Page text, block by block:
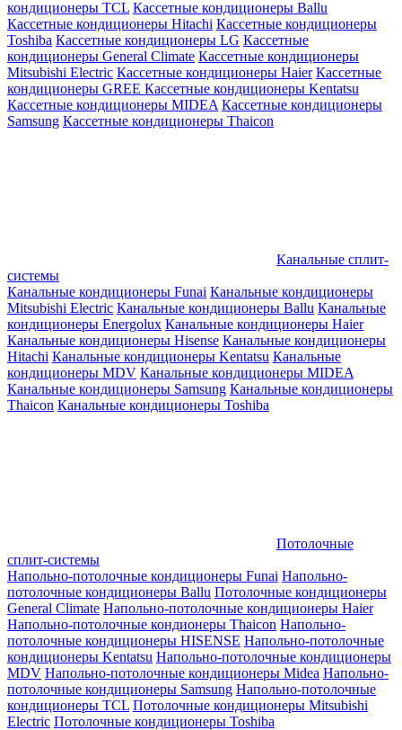
кондиционеры TCL Кассетные кондиционеры Ballu
Кассетные кондиционеры Hitachi Кассетные кондиционеры
Toshiba Кассетные кондиционеры LG Кассетные
кондиционеры General Climate Кассетные кондиционеры
Mitsubishi Electric Кассетные кондиционеры Haier Кассетные
кондиционеры GREE Кассетные кондиционеры Kentatsu
Кассетные кондиционеры MIDEA Кассетные кондиционеры
Samsung Кассетные кондиционеры Thaicon
Канальные сплит-
системы
Канальные кондиционеры Funai Канальные кондиционеры
Mitsubishi Electric Канальные кондиционеры Ballu Канальные
кондиционеры Energolux Канальные кондиционеры Haier
Канальные кондиционеры Hisense Канальные кондиционеры
Hitachi Канальные кондиционеры Kentatsu Канальные
кондиционеры MDV Канальные кондиционеры MIDEA
Канальные кондиционеры Samsung Канальные кондиционеры
Thaicon Канальные кондиционеры Toshiba
Потолочные
сплит-системы
Напольно-потолочные кондиционеры Funai Напольно-
потолочные кондиционеры Ballu Потолочные кондиционеры
General Climate Напольно-потолочные кондиционеры Haier
Напольно-потолочные кондионеры Thaicon Напольно-
потолочные кондиционеры HISENSE Напольно-потолочные
кондиционеры Kentatsu Напольно-потолочные кондиционеры
MDV Напольно-потолочные кондиционеры Midea Напольно-
потолочные кондиционеры Samsung Напольно-потолочные
кондиционеры TCL Потолочные кондиционеры Mitsubishi
Electric Потолочные кондиционеры Toshiba